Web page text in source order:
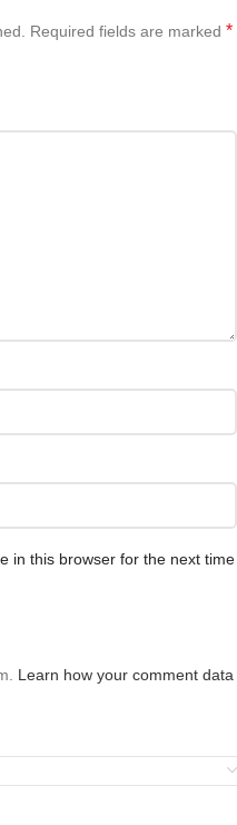
Required fields are marked *
in this browser for the next time
Learn how your comment data